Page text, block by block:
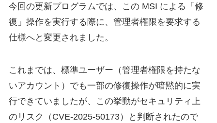
今回の更新プログラムでは、この MSI による「修
復」操作を実行する際に、管理者権限を要求する
仕様へと変更されました。
これまでは、標準ユーザー（管理者権限を持たな
いアカウント）でも一部の修復操作が暗黙的に実
行できていましたが、この挙動がセキュリティ上
のリスク（CVE-2025-50173）と判断されたので